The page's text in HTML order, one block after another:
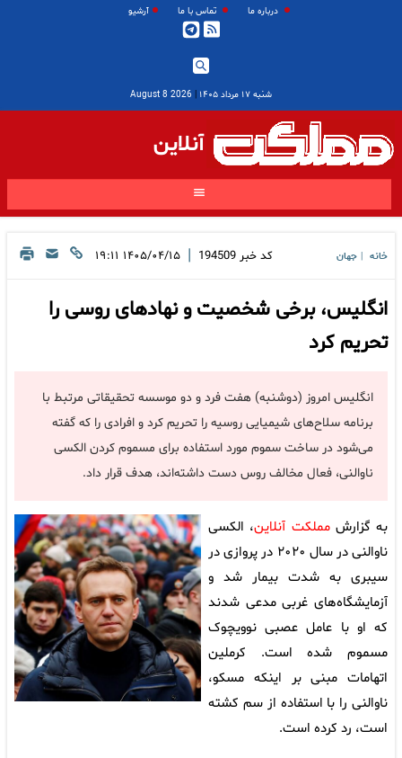
درباره ما تماس با ما آرشیو
شنبه ۱۷ مرداد ۱۴۰۵ |
2026 August 8
آنلاین
خانه جهان کد خبر 194509
| ۱۴۰۵/۰۴/۱۵ ۱۹:۱۱
انگلیس، برخی شخصیت و نهادهای روسی را
تحریم کرد
انگلیس امروز (دوشنبه) هفت فرد و دو موسسه تحقیقاتی مرتبط با
برنامه سلاح‌های شیمیایی روسیه را تحریم کرد و افرادی را که گفته
می‌شود در ساخت سموم مورد استفاده برای مسموم کردن الکسی
ناوالنی، فعال مخالف روس دست داشته‌اند، هدف قرار داد.
به گزارشمملکت آنلاین، الکسی
ناوالنی در سال ۲۰۲۰ در پروازی در
سیبری به شدت بیمار شد و
آزمایشگاه‌های غربی مدعی شدند
که او با عامل عصبی نوویچوک
مسموم شده است. کرملین
اتهامات مبنی بر اینکه مسکو،
ناوالنی را با استفاده از سم کشته
است، رد کرده است.